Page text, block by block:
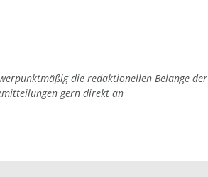
die redaktionellen Belange der
gern direkt an